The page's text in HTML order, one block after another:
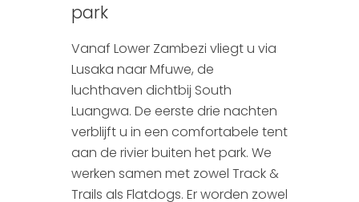
park
Vanaf Lower Zambezi vliegt u via
Lusaka naar Mfuwe, de
luchthaven dichtbij South
Luangwa. De eerste drie nachten
verblijft u in een comfortabele tent
aan de rivier buiten het park. We
werken samen met zowel Track &
Trails als Flatdogs. Er worden zowel